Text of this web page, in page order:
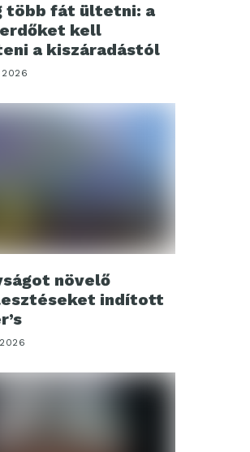
több fát ültetni: a
kell
a kiszáradástól
2026
növelő
indított